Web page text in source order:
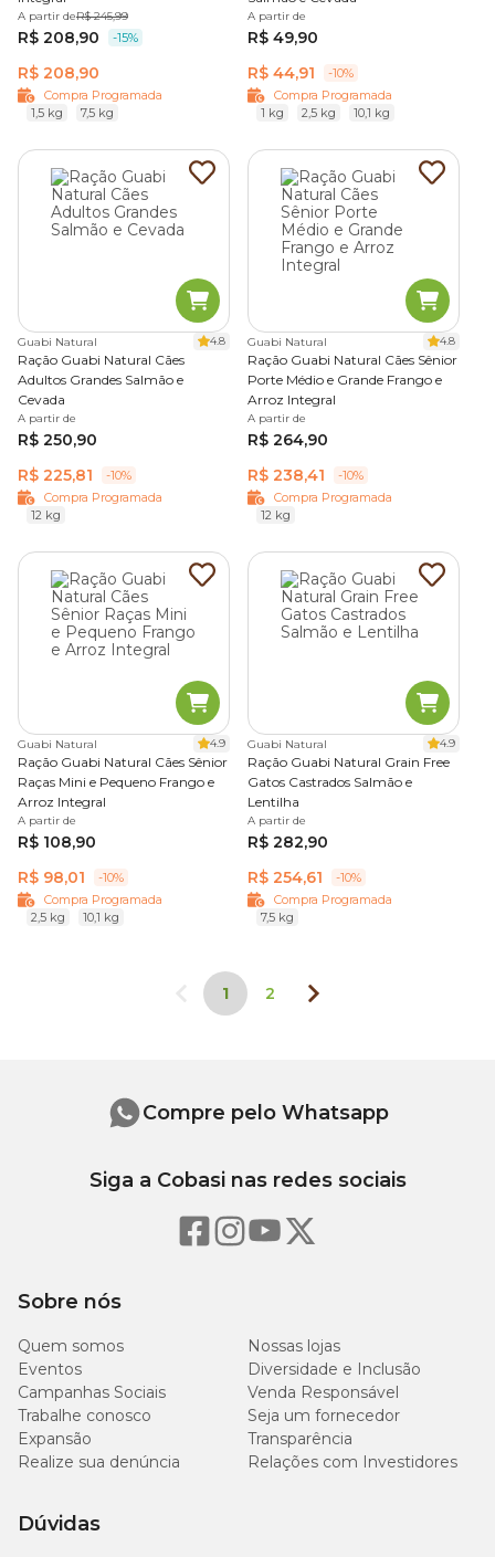
A partir deR$ 245,99
R$ 208,90 -15%
R$ 208,90
Compra Programada
1,5 kg
7,5 kg
A partir de
R$ 49,90
R$ 44,91
-10%
Compra Programada
1 kg
2,5 kg 10,1 kg
Guabi Natural 4.8
Ração Guabi Natural Cães
Adultos Grandes Salmão e
Cevada
A partir de
R$ 250,90
R$ 225,81
-10%
Compra Programada
12 kg
Guabi Natural 4.8
Ração Guabi Natural Cães Sênior
Porte Médio e Grande Frango e
Arroz Integral
A partir de
R$ 264,90
R$ 238,41
-10%
Compra Programada
12 kg
Guabi Natural 4.9
Ração Guabi Natural Cães Sênior
Raças Mini e Pequeno Frango e
Arroz Integral
A partir de
R$ 108,90
R$ 98,01
-10%
Compra Programada
2,5 kg
10,1 kg
Guabi Natural 4.9
Ração Guabi Natural Grain Free
Gatos Castrados Salmão e
Lentilha
A partir de
R$ 282,90
R$ 254,61
-10%
Compra Programada
7,5 kg
1 2
Sobre nós
Quem somos
Nossas lojas
Eventos
Diversidade e Inclusão
Campanhas Sociais
Venda Responsável
Trabalhe conosco
Seja um fornecedor
Expansão
Transparência
Realize sua denúncia
Relações com Investidores
Dúvidas
Compre pelo Whatsapp
Siga a Cobasi nas redes sociais